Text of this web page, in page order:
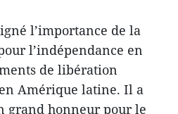
l’importance de la
l’indépendance en
de libération
Amérique latine. Il a
grand honneur pour le